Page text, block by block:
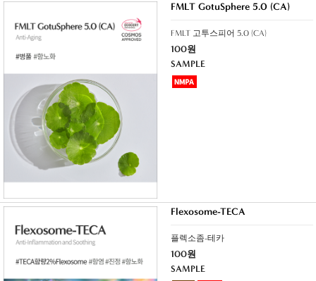
FMLT GotuSphere 5.0 (CA)
FMLT 고투스피어 5.0 (CA)
100원
SAMPLE
Flexosome-TECA
플렉소좀-테카
100원
SAMPLE